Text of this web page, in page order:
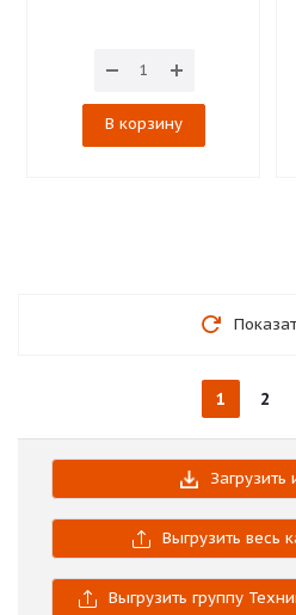
В корзину
1 2
Загрузить
Выгрузить весь
Выгрузить группу